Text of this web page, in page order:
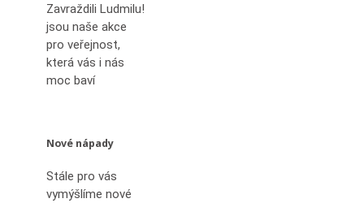
Zavraždili Ludmilu!
jsou naše akce
pro veřejnost,
která vás i nás
moc baví
Nové nápady
Stále pro vás
vymýšlíme nové